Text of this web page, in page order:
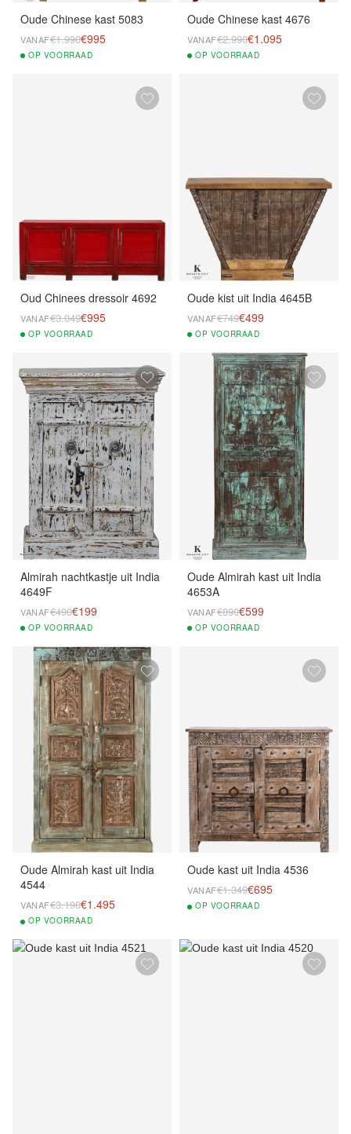
Oude Chinese kast 5083
VANAF€1.990€995
OP VOORRAAD
Oude Chinese kast 4676
VANAF€2.990€1.095
OP VOORRAAD
Oud Chinees dressoir 4692
VANAF€3.049€995
OP VOORRAAD
Oude kist uit India 4645B
VANAF€749€499
OP VOORRAAD
Almirah nachtkastje uit India
4649F
VANAF€490€199
OP VOORRAAD
Oude Almirah kast uit India
4653A
VANAF€890€599
OP VOORRAAD
Oude Almirah kast uit India
4544
VANAF€3.190€1.495
OP VOORRAAD
Oude kast uit India 4536
VANAF€1.349€695
OP VOORRAAD